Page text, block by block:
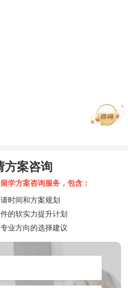
方案咨询
学方案咨询服务，包含：
时间和方案规划
的软实力提升计划
业方向的选择建议